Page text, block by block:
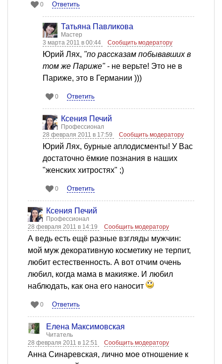
0 Ответить
Татьяна Павликова
Мастер
3 марта 2011 в 00:44
Сообщить модератору
Юрий Лях, "по рассказам побывавших в
том же Париже" - не верьте! Это не в
Париже, это в Германии )))
0 Ответить
Ксения Печий
Профессионал
28 февраля 2011 в 17:59
Сообщить модератору
Юрий Лях, бурные аплодисменты! У Вас
достаточно ёмкие познания в наших
"женских хитростях" ;)
0 Ответить
Ксения Печий
Профессионал
28 февраля 2011 в 14:19
Сообщить модератору
А ведь есть ещё разные взгляды мужчин:
мой муж декоративную косметику не терпит,
любит естественность. А вот отчим очень
любил, когда мама в макияже. И любил
наблюдать, как она его наносит
0 Ответить
Елена Максимовская
Читатель
28 февраля 2011 в 12:51
Сообщить модератору
Анна Синаревская, лично мое отношение к